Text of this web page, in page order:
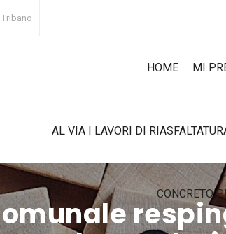
Tribano
HOME MI
AL VIA I LAVORI DI
CONCRETO